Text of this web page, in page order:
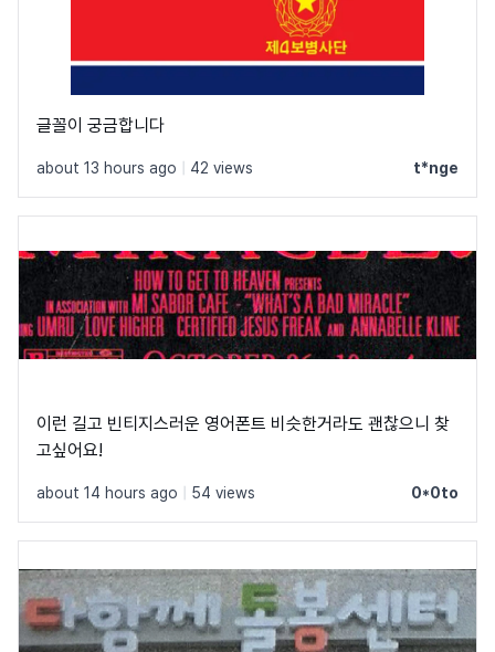
글꼴이 궁금합니다
about 13 hours ago 42 views t*nge
이런 길고 빈티지스러운 영어폰트 비슷한거라도 괜찮으니 찾
고싶어요!
about 14 hours ago 54 views 0*0to